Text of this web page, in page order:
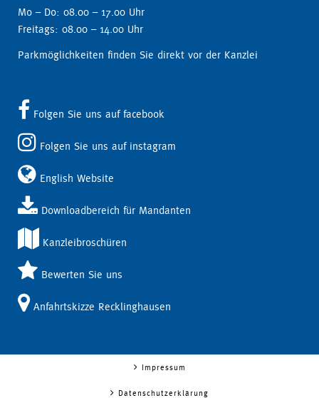
Mo – Do: 08.00 – 17.00 Uhr
Freitags: 08.00 – 14.00 Uhr
Parkmöglichkeiten finden Sie direkt vor der Kanzlei
Folgen Sie uns auf facebook
Folgen Sie uns auf instagram
English Website
Downloadbereich für Mandanten
Kanzleibroschüren
Bewerten Sie uns
Anfahrtskizze Recklinghausen
Impressum
Datenschutzerklärung